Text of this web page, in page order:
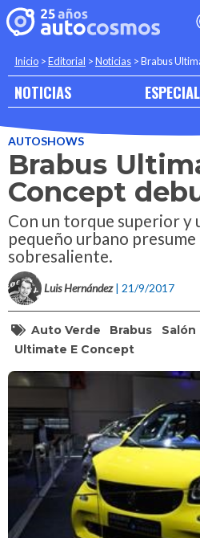
Inicio >Editorial >Noticias >Brabus
NOTICIAS
AUTOSHOWS
Brabus
Concept
Con un torque superior y
pequeño urbano
sobresaliente.
Luis Hernández | 21/9/2017
Auto Verde Brabus Salón
Ultimate E Concept